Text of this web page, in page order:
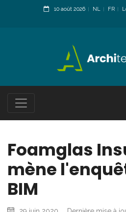
10 août 2026 NL FR
Foamglas
mène
BIM